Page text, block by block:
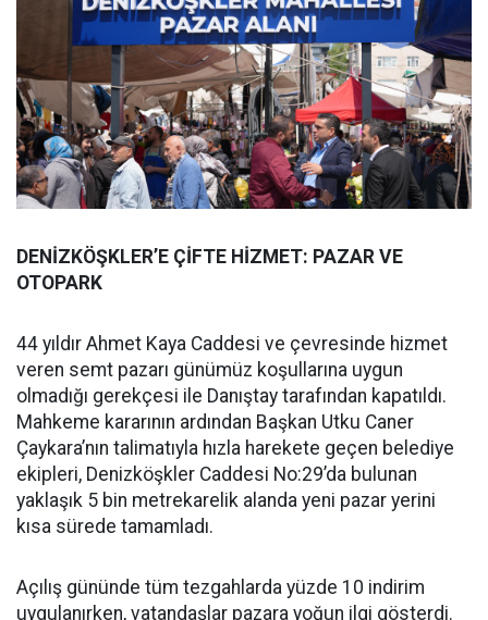
DENİZKÖŞKLER’E ÇİFTE HİZMET: PAZAR VE
OTOPARK
44 yıldır Ahmet Kaya Caddesi ve çevresinde hizmet
veren semt pazarı günümüz koşullarına uygun
olmadığı gerekçesi ile Danıştay tarafından kapatıldı.
Mahkeme kararının ardından Başkan Utku Caner
Çaykara’nın talimatıyla hızla harekete geçen belediye
ekipleri, Denizköşkler Caddesi No:29’da bulunan
yaklaşık 5 bin metrekarelik alanda yeni pazar yerini
kısa sürede tamamladı.
Açılış gününde tüm tezgahlarda yüzde 10 indirim
uygulanırken, vatandaşlar pazara yoğun ilgi gösterdi.